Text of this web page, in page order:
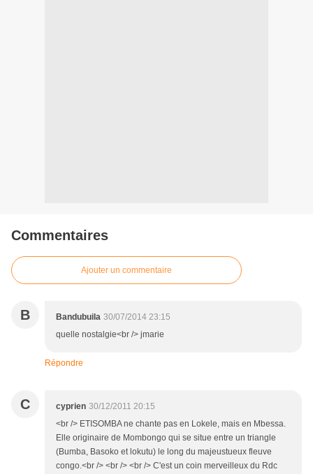
Commentaires
Ajouter un commentaire
B Bandubuila 30/07/2014 23:15
quelle nostalgie<br /> jmarie
Répondre
C cyprien 30/12/2011 20:15
<br /> ETISOMBA ne chante pas en Lokele, mais en Mbessa.
Elle originaire de Mombongo qui se situe entre un triangle
(Bumba, Basoko et lokutu) le long du majeustueux fleuve
congo.<br /> <br /> <br /> C'est un coin merveilleux du Rdc